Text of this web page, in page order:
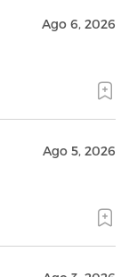
Ago 6, 2026
Ago 5, 2026